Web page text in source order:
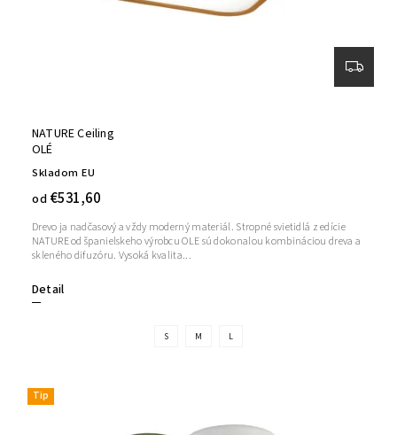
NATURE Ceiling
OLÉ
Skladom EU
od €531,60
Detail
Drevo ja nadčasový a vždy moderný materiál. Stropné svietidlá z edície
NATURE od španielskeho výrobcu OLE sú dokonalou kombináciou dreva a
skleného difuzóru. Vysoká kvalita...
S M L
Tip